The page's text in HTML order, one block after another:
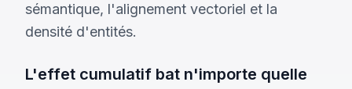
sémantique, l'alignement vectoriel et la
densité d'entités.
L'effet cumulatif bat n'importe quelle